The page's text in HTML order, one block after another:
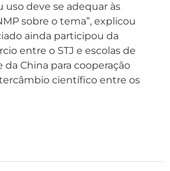
uso deve se adequar às
sobre o tema”, explicou
ainda participou da
entre o STJ e escolas de
da China para cooperação
científico entre os